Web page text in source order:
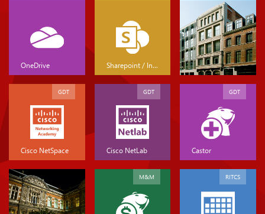
OneDrive Sharepoint / Intranet
Cisco NetSpace
GDT
Cisco NetLab
GDT
Castor
GDT
M&M RITCS